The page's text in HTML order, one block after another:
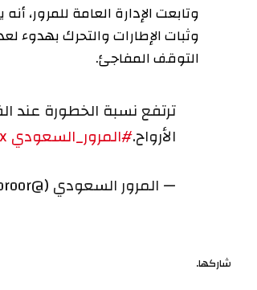
وتابعت الإدارة العامة للمرور،
وثبات الإطارات والتحرك بهدوء
التوقف المفاجئ.
ترتفع نسبة الخطورة عند
الأرواح.#المرور_السعودي
— المرور السعودي (@eMoroor)
شاركها.